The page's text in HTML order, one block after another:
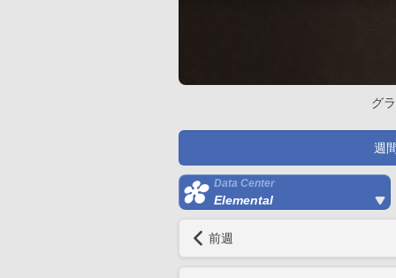
グ
週
Data Center
Elemental
前週